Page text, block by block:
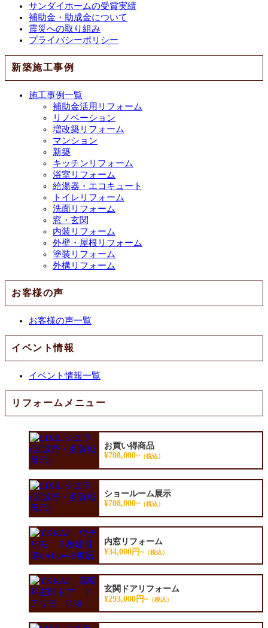
サンダイホームの受賞実績
補助金・助成金について
震災への取り組み
プライバシーポリシー
新築施工事例
施工事例一覧
補助金活用リフォーム
リノベーション
増改築リフォーム
マンション
新築
キッチンリフォーム
浴室リフォーム
給湯器・エコキュート
トイレリフォーム
洗面リフォーム
窓・玄関
内装リフォーム
外壁・屋根リフォーム
塗装リフォーム
外構リフォーム
お客様の声
お客様の声一覧
イベント情報
イベント情報一覧
リフォームメニュー
お買い得商品
¥708,000~（税込）
ショールーム展示
¥708,000~（税込）
内窓リフォーム
¥34,000円~（税込）
玄関ドアリフォーム
¥293,000円~（税込）